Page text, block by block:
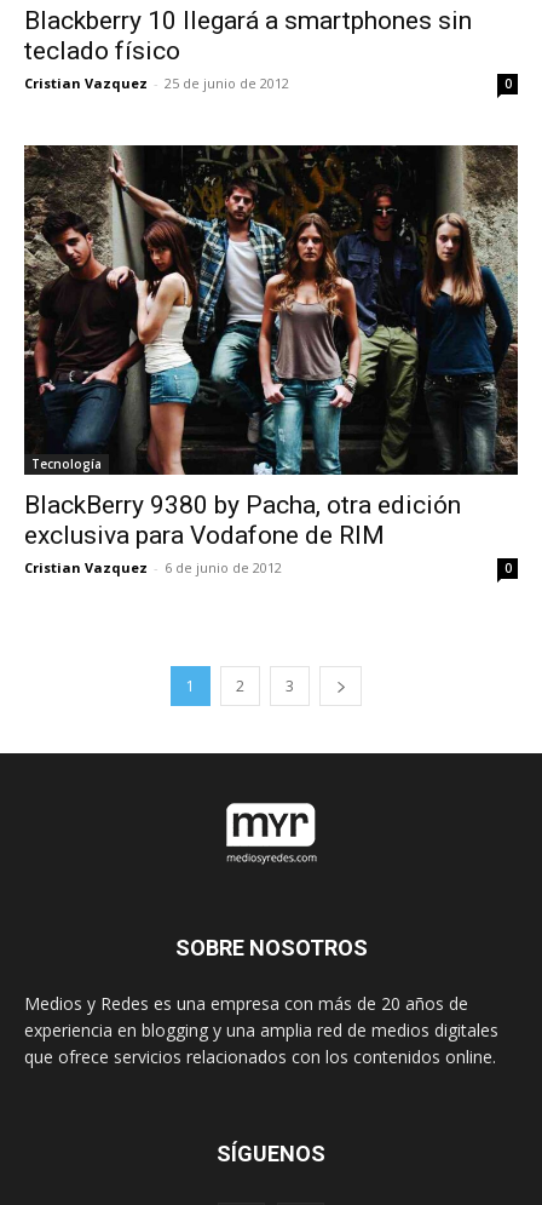
Blackberry 10 llegará a smartphones sin
teclado físico
Cristian Vazquez - 25 de junio de 2012 0
Tecnología
BlackBerry 9380 by Pacha, otra edición
exclusiva para Vodafone de RIM
Cristian Vazquez - 6 de junio de 2012 0
1 2 3
SOBRE NOSOTROS
Medios y Redes es una empresa con más de 20 años de
experiencia en blogging y una amplia red de medios digitales
que ofrece servicios relacionados con los contenidos online.
SÍGUENOS